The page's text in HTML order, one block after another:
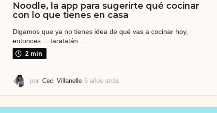
Noodle, la app para sugerirte qué cocinar
con lo que tienes en casa
Digamos que ya no tienes idea de qué vas a cocinar hoy,
entonces.... taratatán....
2 min
por Ceci Villanelle 6 años atrás
o